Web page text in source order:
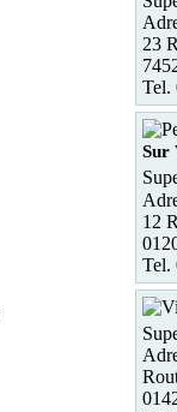
23
Tel.
Sur
12
Tel.